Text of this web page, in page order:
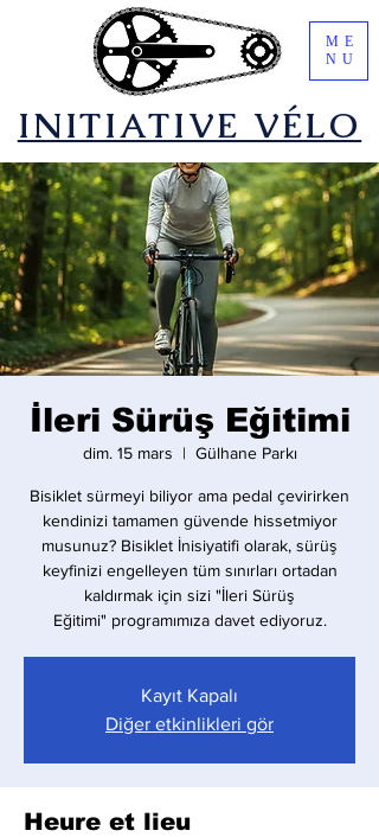
​INITIATIVE VÉLO
ME
NU
İleri Sürüş Eğitimi
dim. 15 mars
  |
Gülhane Parkı
Bisiklet sürmeyi biliyor ama pedal çevirirken
kendinizi tamamen güvende hissetmiyor
musunuz? Bisiklet İnisiyatifi olarak, sürüş
keyfinizi engelleyen tüm sınırları ortadan
kaldırmak için sizi "İleri Sürüş
Eğitimi" programımıza davet ediyoruz.
Kayıt Kapalı
Diğer etkinlikleri gör
Heure et lieu